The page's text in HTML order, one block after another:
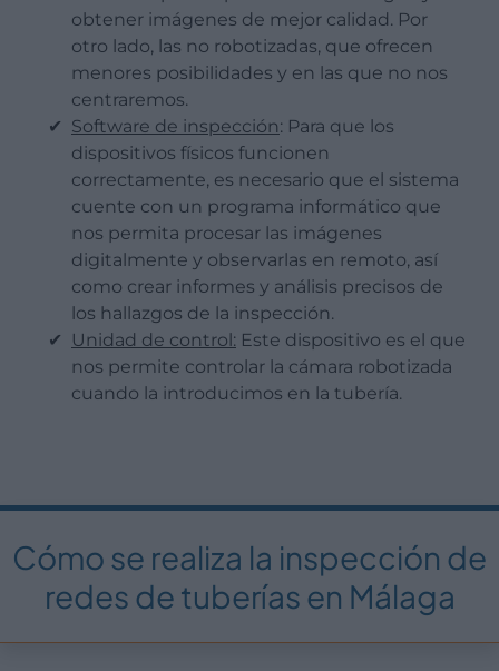
obtener imágenes de mejor calidad. Por
otro lado, las no robotizadas, que ofrecen
menores posibilidades y en las que no nos
centraremos.
Software de inspección: Para que los
dispositivos físicos funcionen
correctamente, es necesario que el sistema
cuente con un programa informático que
nos permita procesar las imágenes
digitalmente y observarlas en remoto, así
como crear informes y análisis precisos de
los hallazgos de la inspección.
Unidad de control: Este dispositivo es el que
nos permite controlar la cámara robotizada
cuando la introducimos en la tubería.
Cómo se realiza la inspección de
redes de tuberías en Málaga